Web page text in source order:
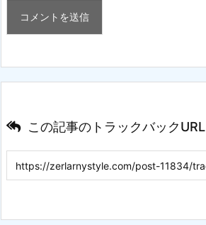
この記事のトラックバックURL